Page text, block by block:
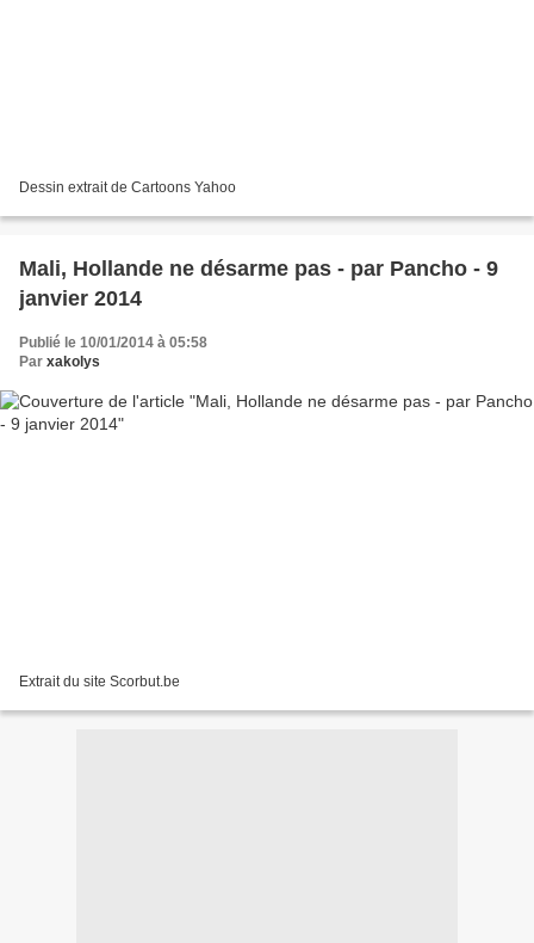
Dessin extrait de Cartoons Yahoo
Mali, Hollande ne désarme pas - par Pancho - 9
janvier 2014
Publié le 10/01/2014 à 05:58
Par xakolys
Extrait du site Scorbut.be